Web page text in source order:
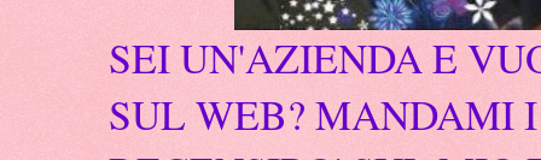
SEI UN'AZIENDA E
SUL WEB? MANDAMI